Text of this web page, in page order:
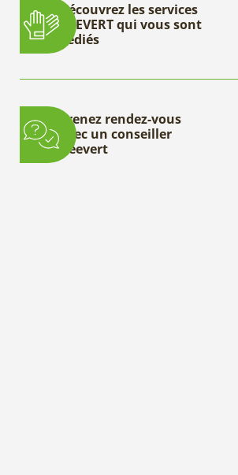
Découvrez les services
DEEVERT qui vous sont
dédiés
Prenez rendez-vous
avec un conseiller
Deevert